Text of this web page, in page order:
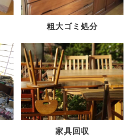
粗大ゴミ処分
家具回収